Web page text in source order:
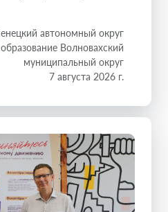
автономный округ
Волновахский
муниципальный округ
7 августа 2026 г.